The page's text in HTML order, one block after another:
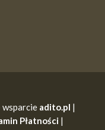
adito.pl |
Płatności |